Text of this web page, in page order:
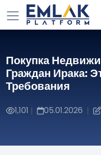
Покупка
Граждан Ирака:
Требования
1,101 | 05.01.2026 |